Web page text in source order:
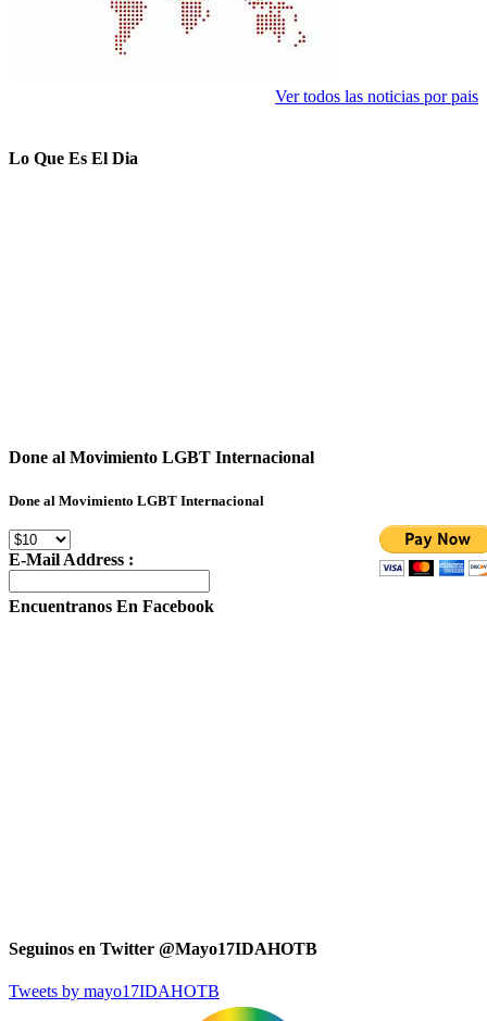
Ver todos las noticias por pais
Lo Que Es El Dia
Done al Movimiento LGBT Internacional
Done al Movimiento LGBT Internacional
E-Mail Address :
Encuentranos En Facebook
Seguinos en Twitter @Mayo17IDAHOTB
Tweets by mayo17IDAHOTB